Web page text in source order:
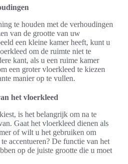
te houden met de verhoudingen
van de grootte van uw
een kleine kamer heeft, kunt u
om de ruimte niet te
kant, als u een ruime kamer
een groter vloerkleed te kiezen
manier op te vullen.
het vloerkleed
is het belangrijk om na te
Gaat het vloerkleed dienen als
of wilt u het gebruiken om
accentueren? De functie van het
op de juiste grootte die u moet